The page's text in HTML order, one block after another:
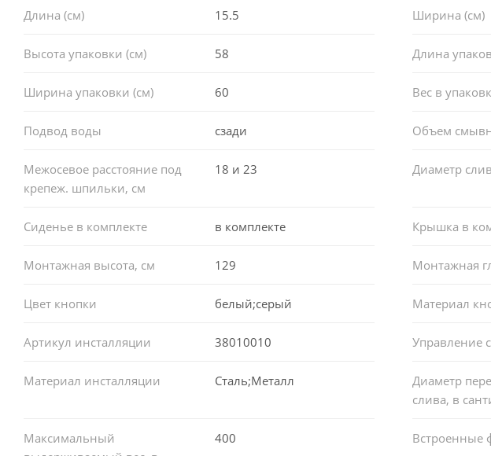
Длина (см) 15.5 Ширина (см)
Высота упаковки (см) 58 Длина
Ширина упаковки (см) 60 Вес в
Подвод воды сзади Объем
Межосевое расстояние под
крепеж. шпильки, см
18 и 23 Диаметр
Сиденье в комплекте в комплекте Крышка в
Монтажная высота, см 129 Монтажная
Цвет кнопки белый;серый Материал
Артикул инсталляции 38010010 Управление
Материал инсталляции Сталь;Металл
Диаметр
слива, в
Максимальный
400 Встроенные